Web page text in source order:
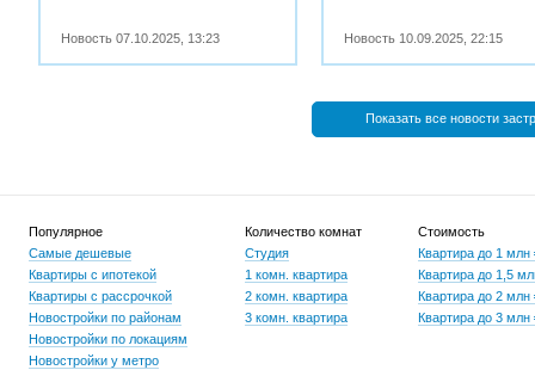
Новость07.10.2025 13:23 Новость 10.09.2025 ,22:15
Показать все новости
Популярное
Самые дешевые
Квартиры с ипотекой
Квартиры с рассрочкой
Новостройки по районам
Новостройки по локациям
Новостройки у метро
Количество комнат
Студия
1 комн. квартира
2 комн. квартира
3 комн. квартира
Стоимость
Квартира до 1 млн
Квартира до 1,5
Квартира до 2 млн
Квартира до 3 млн